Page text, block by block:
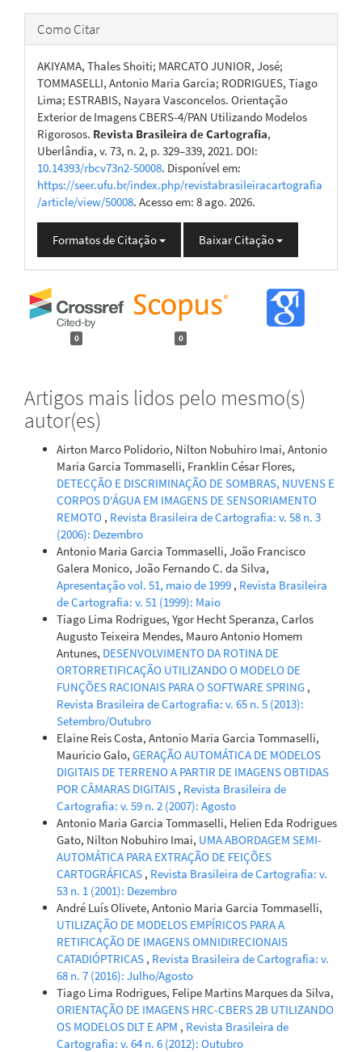
Como Citar
AKIYAMA, Thales Shoiti; MARCATO JUNIOR, José;
TOMMASELLI, Antonio Maria Garcia; RODRIGUES, Tiago
Lima; ESTRABIS, Nayara Vasconcelos. Orientação
Exterior de Imagens CBERS-4/PAN Utilizando Modelos
Rigorosos. Revista Brasileira de Cartografia,
Uberlândia, v. 73, n. 2, p. 329–339, 2021. DOI:
10.14393/rbcv73n2-50008. Disponível em:
https://seer.ufu.br/index.php/revistabrasileiracartografia
/article/view/50008. Acesso em: 8 ago. 2026.
Formatos de Citação Baixar Citação
0 0
Artigos mais lidos pelo mesmo(s)
autor(es)
Airton Marco Polidorio, Nilton Nobuhiro Imai, Antonio
Maria Garcia Tommaselli, Franklin César Flores,
DETECÇÃO E DISCRIMINAÇÃO DE SOMBRAS, NUVENS E
CORPOS D'ÁGUA EM IMAGENS DE SENSORIAMENTO
REMOTO , Revista Brasileira de Cartografia: v. 58 n. 3
(2006): Dezembro
Antonio Maria Garcia Tommaselli, João Francisco
Galera Monico, João Fernando C. da Silva,
Apresentação vol. 51, maio de 1999 , Revista Brasileira
de Cartografia: v. 51 (1999): Maio
Tiago Lima Rodrigues, Ygor Hecht Speranza, Carlos
Augusto Teixeira Mendes, Mauro Antonio Homem
Antunes, DESENVOLVIMENTO DA ROTINA DE
ORTORRETIFICAÇÃO UTILIZANDO O MODELO DE
FUNÇÕES RACIONAIS PARA O SOFTWARE SPRING ,
Revista Brasileira de Cartografia: v. 65 n. 5 (2013):
Setembro/Outubro
Elaine Reis Costa, Antonio Maria Garcia Tommaselli,
Mauricio Galo, GERAÇÃO AUTOMÁTICA DE MODELOS
DIGITAIS DE TERRENO A PARTIR DE IMAGENS OBTIDAS
POR CÂMARAS DIGITAIS , Revista Brasileira de
Cartografia: v. 59 n. 2 (2007): Agosto
Antonio Maria Garcia Tommaselli, Helien Eda Rodrigues
Gato, Nilton Nobuhiro Imai, UMA ABORDAGEM SEMI-
AUTOMÁTICA PARA EXTRAÇÃO DE FEIÇÕES
CARTOGRÁFICAS , Revista Brasileira de Cartografia: v.
53 n. 1 (2001): Dezembro
André Luís Olivete, Antonio Maria Garcia Tommaselli,
UTILIZAÇÃO DE MODELOS EMPÍRICOS PARA A
RETIFICAÇÃO DE IMAGENS OMNIDIRECIONAIS
CATADIÓPTRICAS , Revista Brasileira de Cartografia: v.
68 n. 7 (2016): Julho/Agosto
Tiago Lima Rodrigues, Felipe Martins Marques da Silva,
ORIENTAÇÃO DE IMAGENS HRC-CBERS 2B UTILIZANDO
OS MODELOS DLT E APM , Revista Brasileira de
Cartografia: v. 64 n. 6 (2012): Outubro